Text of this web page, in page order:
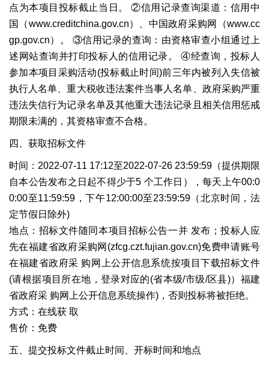
点为本项目投标截止当日。 ②信用记录查询渠道：信用中
国（www.creditchina.gov.cn）、中国政府采购网（www.cc
gp.gov.cn）。 ③信用记录的查询：由资格审查小组通过上
述网站查询并打印投标人的信用记录。 ④经查询，投标人
参加本项目采购活动(投标截止时间)前三年内被列入失信被
执行人名单、重大税收违法案件当事人名单、政府采购严重
违法失信行为记录名单及其他重大违法记录且相关信用惩戒
期限未满的，其资格审查不合格。
四、获取招标文件
时间：2022-07-11 17:12至2022-07-26 23:59:59（提供期限
自本公告发布之日起不得少于5 个工作日），每天上午00:0
0:00至11:59:59，下午12:00:00至23:59:59（北京时间，法
定节假日除外)
地点：招标文件随同本项目招标公告一并 发布；投标人应
先在福建省政府采购网(zfcg.czt.fujian.gov.cn)免费申请账号
在福建省政府采 购网上公开信息系统按项目下载招标文件
(请根据项目所在地，登录对应的(省本级/市级/区县)）福建
省政府采 购网上公开信息系统操作)，否则投标将被拒绝。
方式：在线获 取
售价：免费
五、提交投标文件截止时间、开标时间和地点